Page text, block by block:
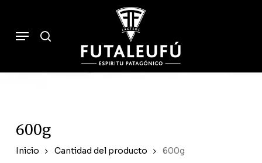
mainMenu
600g
Inicio Cantidad del producto 600g